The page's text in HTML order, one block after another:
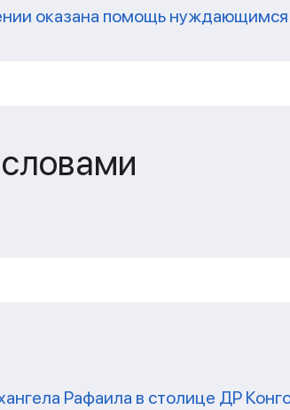
оказана помощь нуждающимся
Рафаила в столице ДР